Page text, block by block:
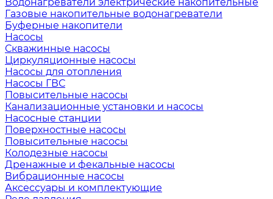
Газовые накопительные водонагреватели
Буферные накопители
Насосы
Скважинные насосы
Циркуляционные насосы
Насосы для отопления
Насосы ГВС
Повысительные насосы
Канализационные установки и насосы
Насосные станции
Поверхностные насосы
Повысительные насосы
Колодезные насосы
Дренажные и фекальные насосы
Вибрационные насосы
Аксессуары и комплектующие